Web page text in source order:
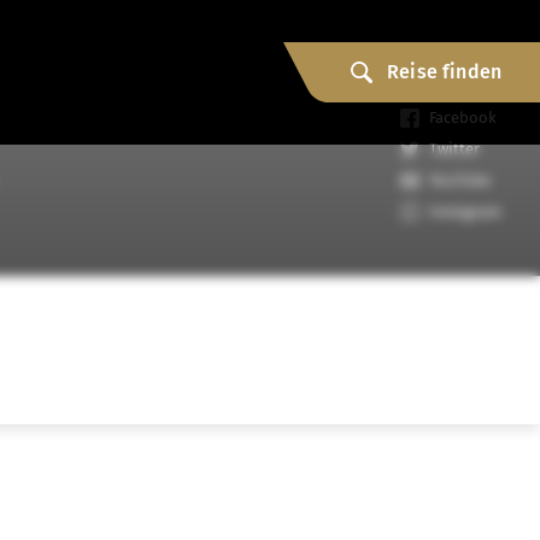
Reise finden
ENTDECKEN
Facebook
Twitter
Instagram